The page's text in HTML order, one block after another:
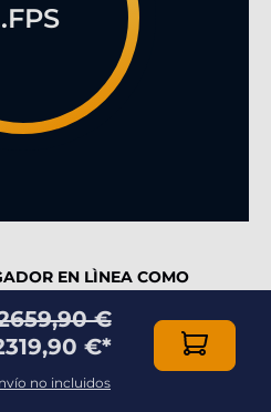
EN LÌNEA COMO
calidad, esta
para los jugadores
€
€*
no incluidos